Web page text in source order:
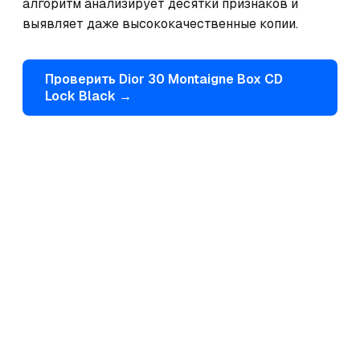
алгоритм анализирует десятки признаков и
выявляет даже высококачественные копии.
Проверить Dior 30 Montaigne Box CD
Lock Black →